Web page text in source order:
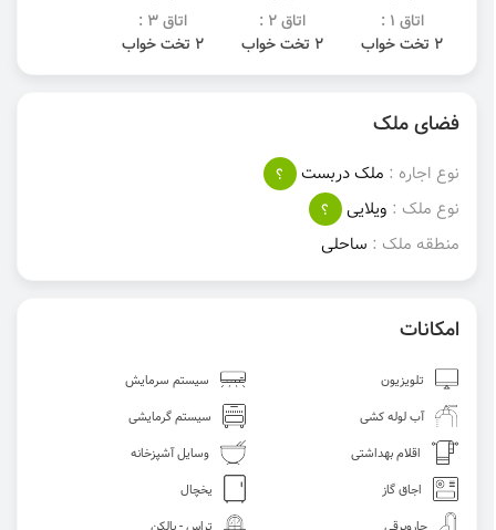
اتاق 1 :
2 تخت خواب
اتاق 2 :
2 تخت خواب
اتاق 3 :
2 تخت خواب
فضای ملک
نوع اجاره : ملک دربست
؟
نوع ملک : ویلایی
؟
منطقه ملک : ساحلی
امکانات
تلویزیون
سیستم سرمایش
آب لوله کشی
سیستم گرمایشی
اقلام بهداشتی
وسایل آشپزخانه
اجاق گاز
یخچال